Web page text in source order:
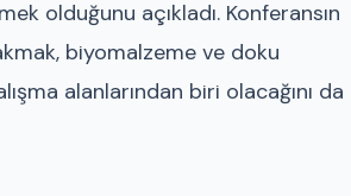
olduğunu açıkladı. Konferansın
biyomalzeme ve doku
alanlarından biri olacağını da